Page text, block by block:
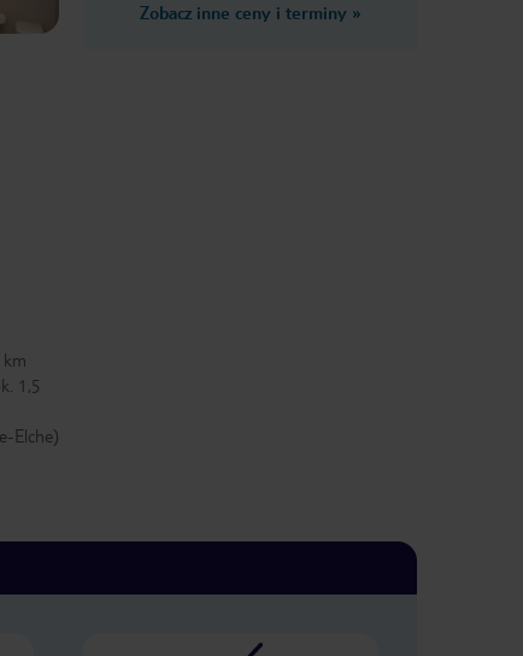
Zobacz inne ceny i terminy »
km
1,5
Elche)